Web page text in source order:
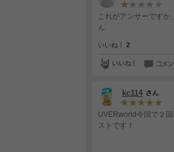
これがアンサーです
ん
いいね！ 2
kc114 さん
UVERworld今回で２
ストです！